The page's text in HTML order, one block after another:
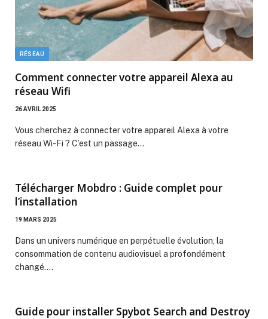
RÉSEAU
Comment connecter votre appareil Alexa au
réseau Wifi
26 AVRIL 2025
Vous cherchez à connecter votre appareil Alexa à votre
réseau Wi-Fi ? C’est un passage…
Télécharger Mobdro : Guide complet pour
l’installation
19 MARS 2025
Dans un univers numérique en perpétuelle évolution, la
consommation de contenu audiovisuel a profondément
changé.…
Guide pour installer Spybot Search and Destroy